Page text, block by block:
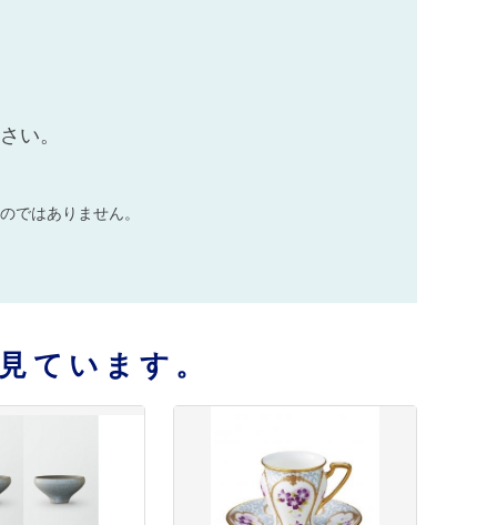
い。
ではありません。
ています。